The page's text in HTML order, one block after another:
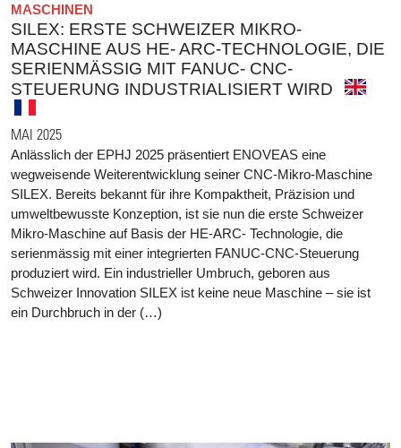
MASCHINEN
SILEX: ERSTE SCHWEIZER MIKRO-
MASCHINE AUS HE- ARC-TECHNOLOGIE, DIE
SERIENMÄSSIG MIT FANUC- CNC-
STEUERUNG INDUSTRIALISIERT WIRD
MAI 2025
Anlässlich der EPHJ 2025 präsentiert ENOVEAS eine
wegweisende Weiterentwicklung seiner CNC-Mikro-Maschine
SILEX. Bereits bekannt für ihre Kompaktheit, Präzision und
umweltbewusste Konzeption, ist sie nun die erste Schweizer
Mikro-Maschine auf Basis der HE-ARC- Technologie, die
serienmässig mit einer integrierten FANUC-CNC-Steuerung
produziert wird. Ein industrieller Umbruch, geboren aus
Schweizer Innovation SILEX ist keine neue Maschine – sie ist
ein Durchbruch in der (…)